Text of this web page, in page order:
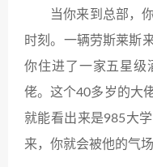
当你来到总部，
时刻。一辆劳斯莱斯
你住进了一家五星级
佬。这个40多岁的大
就能看出来是985大
来，你就会被他的气场